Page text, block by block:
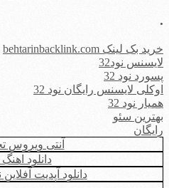
.
خرید بک لینک behtarinbacklink.com
لایسنس نود32
پسورد نود 32
اوکلی لایسنس رایگان نود 32
همیار نود 32
بهترین سئو
رایگان
آنتی ویروس
دانلود
دانلود آپدیت آفلاین نود 32 یک